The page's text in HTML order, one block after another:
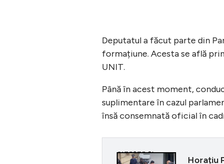
Deputatul a făcut parte din
formațiune. Acesta se află
UNIT.
Până în acest moment,
suplimentare în cazul
însă consemnată oficial în
CITEȘTE ȘI
Horațiu